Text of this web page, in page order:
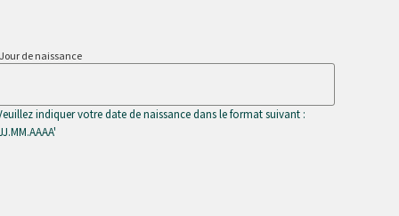
Jour de naissance
indiquer votre date de naissance dans le format suivant :